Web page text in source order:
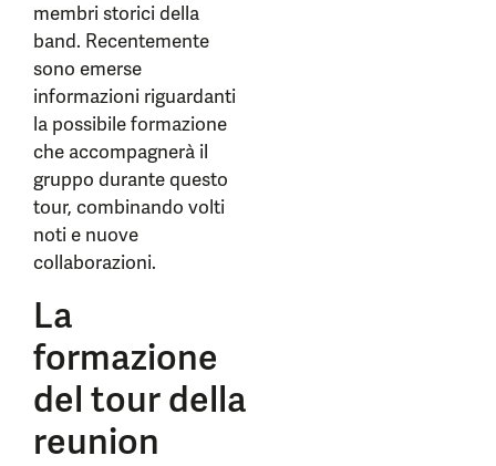
membri storici della
band. Recentemente
sono emerse
informazioni riguardanti
la possibile formazione
che accompagnerà il
gruppo durante questo
tour, combinando volti
noti e nuove
collaborazioni.
La
formazione
del tour della
reunion